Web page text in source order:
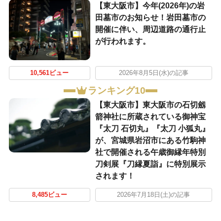
【東大阪市】今年(2026年)の岩
田墓市のお知らせ！岩田墓市の
開催に伴い、周辺道路の通行止
が行われます。
10,561ビュー 2026年8月5日(水)の記事
ランキング10
【東大阪市】東大阪市の石切劔
箭神社に所蔵されている御神宝
『太刀 石切丸』『太刀 小狐丸』
が、宮城県岩沼市にある竹駒神
社で開催される午歳御縁年特別
刀剣展『刀縁夏詣』に特別展示
されます！
8,485ビュー 2026年7月18日(土)の記事